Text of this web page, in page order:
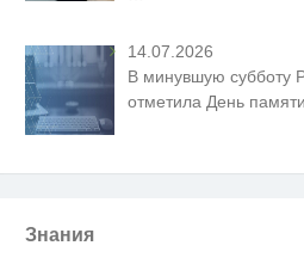
14.07.2026
В минувшую субботу
отметила День
Знания